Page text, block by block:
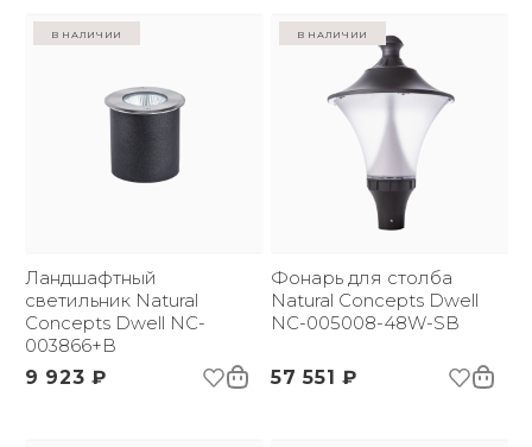
в наличии
Ландшафтный
светильник Natural
Concepts Dwell NC-
003866+B
9 923 ₽
в наличии
Фонарь для столба
Natural Concepts Dwell
NC-005008-48W-SB
57 551 ₽